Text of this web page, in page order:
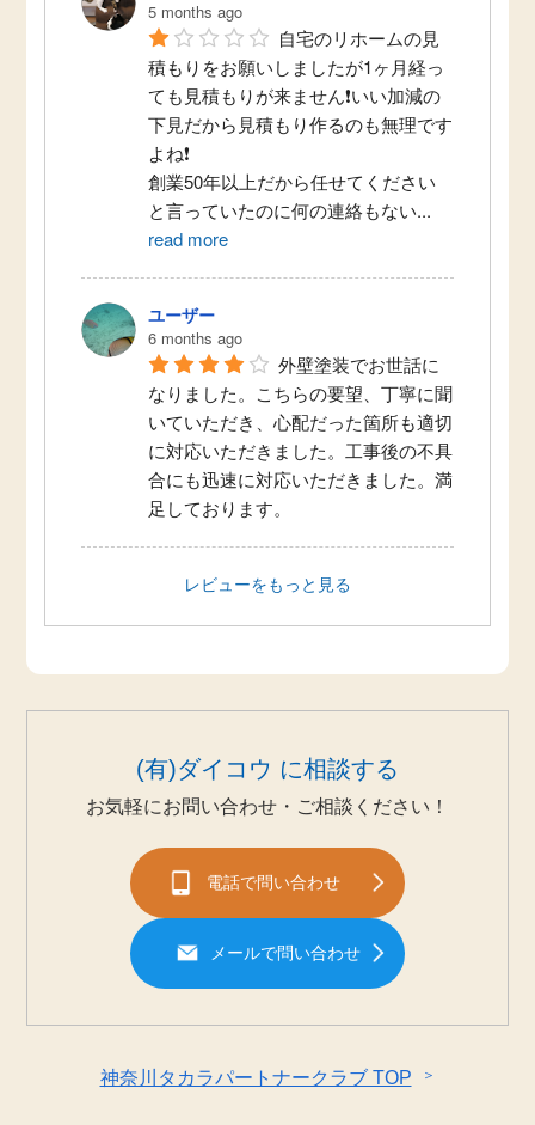
5 months ago
自宅のリホームの見
積もりをお願いしましたが1ヶ月経っ
ても見積もりが来ません❗いい加減の
下見だから見積もり作るのも無理です
よね❗
創業50年以上だから任せてください
と言っていたのに何の連絡もない...
read more
ユーザー
6 months ago
外壁塗装でお世話に
なりました。こちらの要望、丁寧に聞
いていただき、心配だった箇所も適切
に対応いただきました。工事後の不具
合にも迅速に対応いただきました。満
足しております。
レビューをもっと見る
(有)ダイコウ に相談する
お気軽にお問い合わせ・ご相談ください！
電話で問い合わせ
メールで問い合わせ
神奈川タカラパートナークラブ TOP ＞